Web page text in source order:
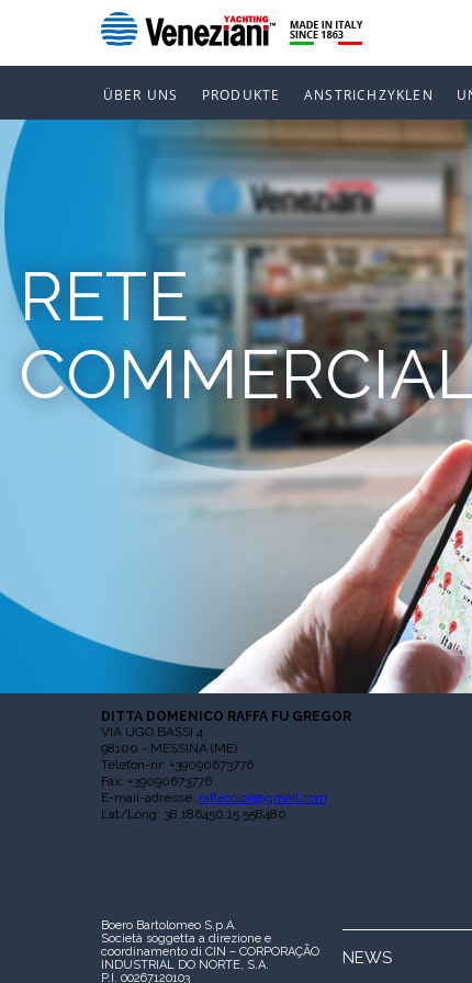
ÜBER UNS PRODUKTE ANSTRICHZYKLEN
RETE
DITTA DOMENICO RAFFA FU GREGOR
VIA UGO BASSI 4
98100 - MESSINA (ME)
Telefon-nr: +39090673776
Fax: +39090673776
E-mail-adresse: raffacolori@gmail.com
Lat/Long: 38.186450,15.558480
Boero Bartolomeo S.p.A.
Società soggetta a direzione e
coordinamento di CIN – CORPORAÇÃO
INDUSTRIAL DO NORTE, S.A.
P.I. 00267120103
NEWS